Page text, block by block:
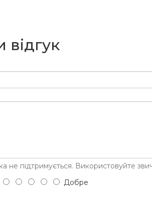
відгук
не підтримується. Використовуйте
Добре